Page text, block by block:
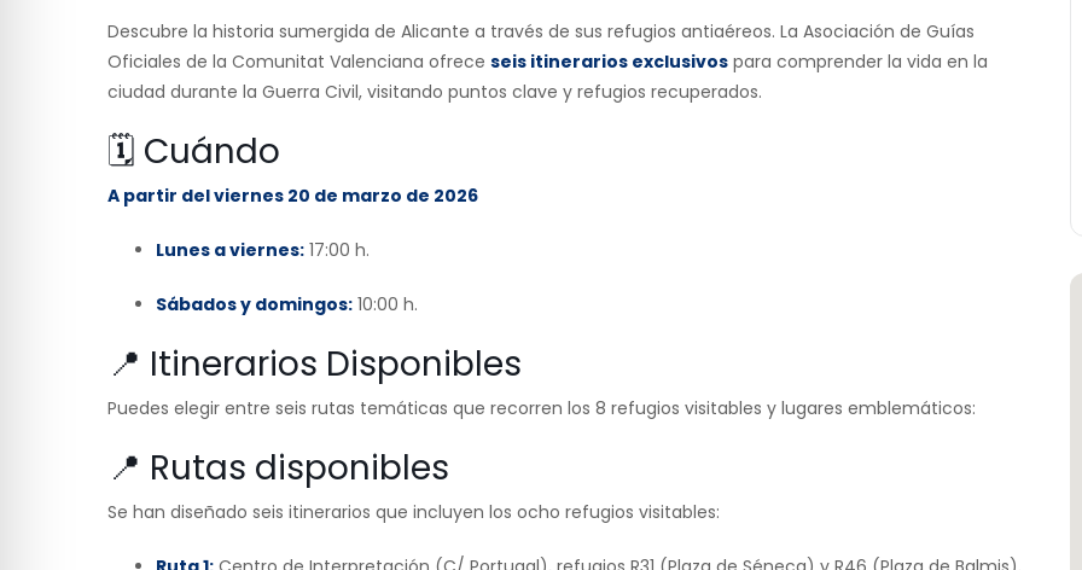
Descubre la historia sumergida de Alicante a través de sus refugios antiaéreos. La Asociación de Guías
Oficiales de la Comunitat Valenciana ofrece seis itinerarios exclusivos para comprender la vida en la
ciudad durante la Guerra Civil, visitando puntos clave y refugios recuperados.
🗓️ Cuándo
A partir del viernes 20 de marzo de 2026
Lunes a viernes: 17:00 h.
Sábados y domingos: 10:00 h.
📍 Itinerarios Disponibles
Puedes elegir entre seis rutas temáticas que recorren los 8 refugios visitables y lugares emblemáticos:
📍 Rutas disponibles
Se han diseñado seis itinerarios que incluyen los ocho refugios visitables: